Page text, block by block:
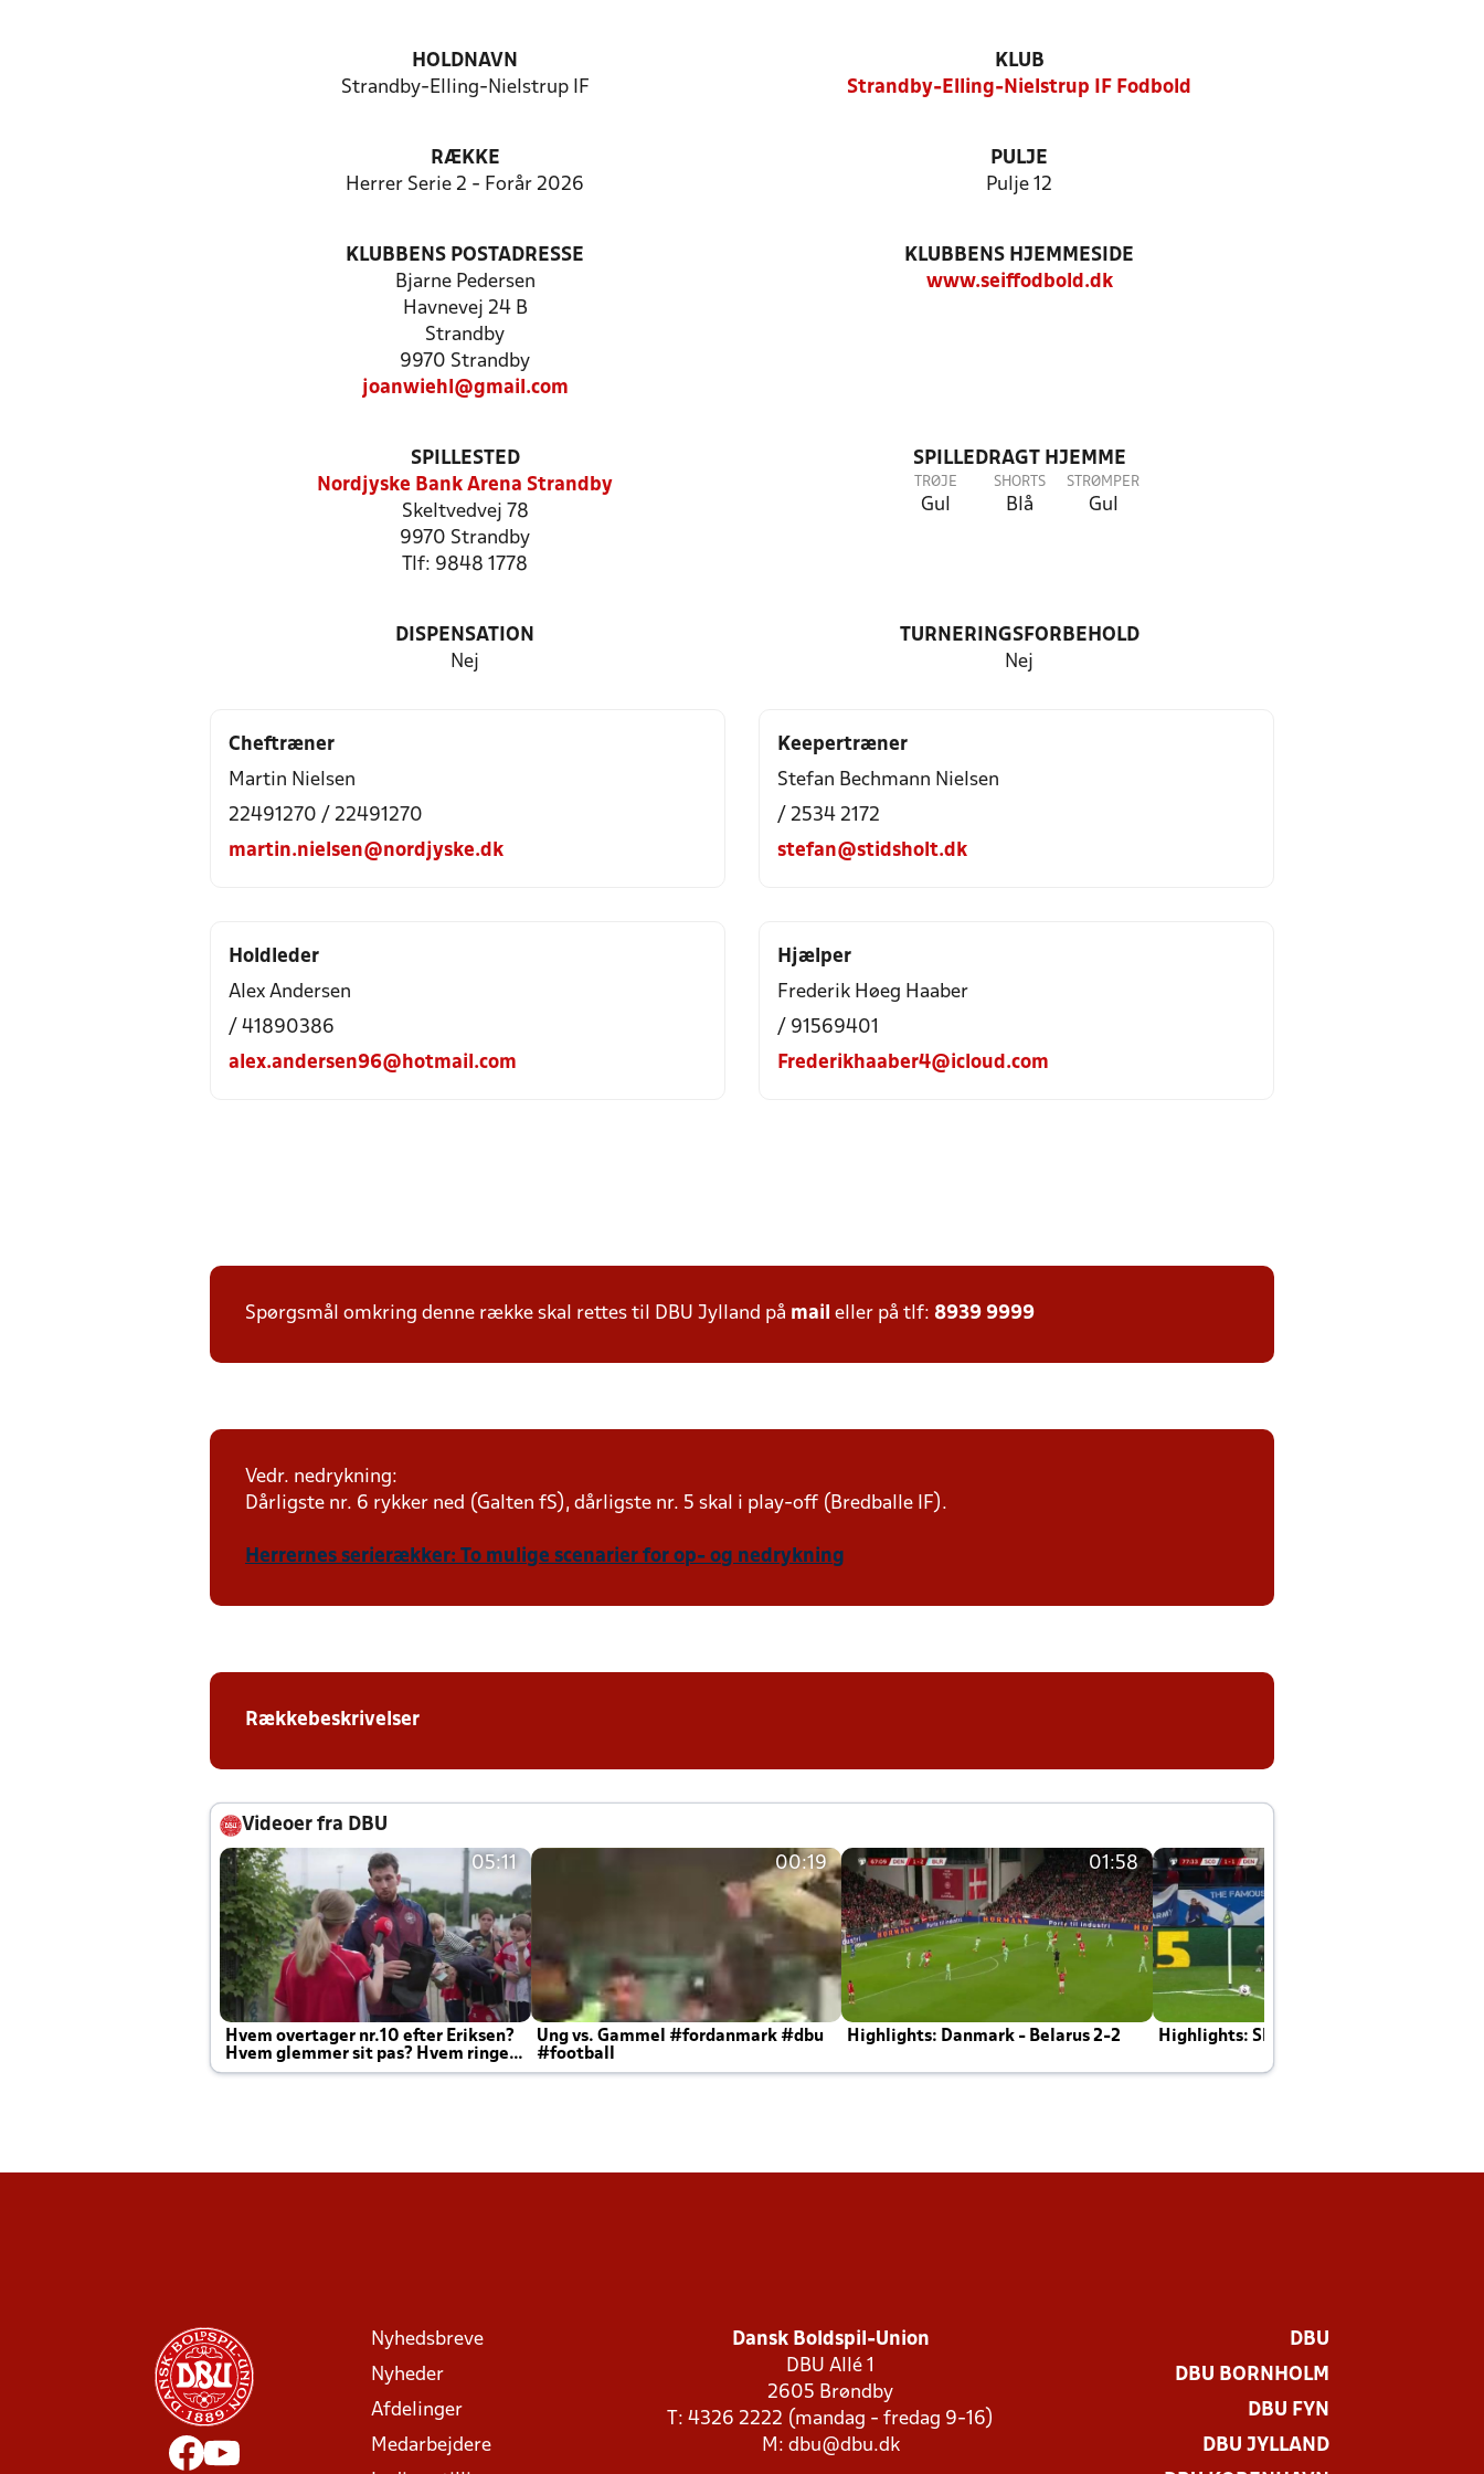
HOLDNAVN
Strandby-Elling-Nielstrup IF
KLUB
Strandby-Elling-Nielstrup IF Fodbold
RÆKKE
Herrer Serie 2 - Forår 2026
PULJE
Pulje 12
KLUBBENS POSTADRESSE
Bjarne Pedersen
Havnevej 24 B
Strandby
9970 Strandby
joanwiehl@gmail.com
KLUBBENS HJEMMESIDE
www.seiffodbold.dk
SPILLESTED
Nordjyske Bank Arena Strandby
Skeltvedvej 78
9970 Strandby
Tlf: 9848 1778
SPILLEDRAGT HJEMME
TRØJE
Gul
SHORTS
Blå
STRØMPER
Gul
DISPENSATION
Nej
TURNERINGSFORBEHOLD
Nej
Cheftræner
Martin Nielsen
22491270 / 22491270
martin.nielsen@nordjyske.dk
Keepertræner
Stefan Bechmann Nielsen
/ 2534 2172
stefan@stidsholt.dk
Holdleder
Alex Andersen
/ 41890386
alex.andersen96@hotmail.com
Hjælper
Frederik Høeg Haaber
/ 91569401
Frederikhaaber4@icloud.com
Spørgsmål omkring denne række skal rettes til DBU Jylland på mail eller på tlf: 8939 9999
Vedr. nedrykning:
Dårligste nr. 6 rykker ned (Galten fS), dårligste nr. 5 skal i play-off (Bredballe IF).
Herrernes serierækker: To mulige scenarier for op- og nedrykning
Rækkebeskrivelser
Videoer fra DBU
05:11
Hvem overtager nr.10 efter Eriksen?
Hvem glemmer sit pas? Hvem ringer
Joachim altid til efter kampe?
00:19
Ung vs. Gammel #fordanmark #dbu
#football
01:58
Highlights: Danmark - Belarus 2-2 Highlights: Skotland - Danmark 4-2
Nyhedsbreve
Nyheder
Afdelinger
Medarbejdere
Dansk Boldspil-Union
DBU Allé 1
2605 Brøndby
T: 4326 2222 (mandag - fredag 9-16)
M: dbu@dbu.dk
DBU
DBU BORNHOLM
DBU FYN
DBU JYLLAND